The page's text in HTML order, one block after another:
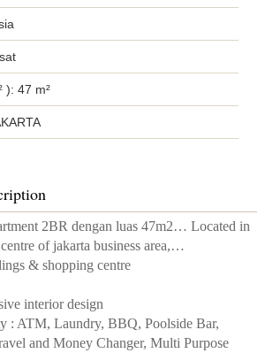
): 47 m²
2BR dengan luas 47m2… Located in
of jakarta business area,…
& shopping centre
interior design
: ATM, Laundry, BBQ, Poolside Bar,
and Money Changer, Multi Purpose